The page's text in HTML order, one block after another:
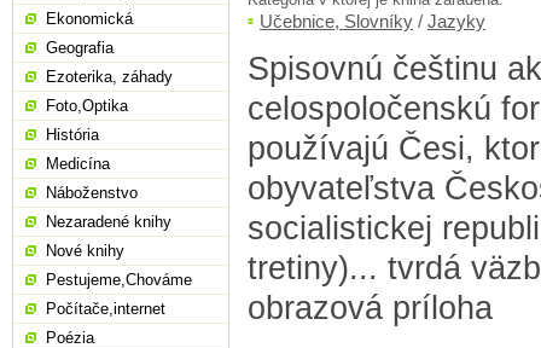
Učebnice, Slovníky / Jazyky
Spisovnú češtinu
celospoločenskú
používajú Česi,
obyvateľstva
socialistickej
tretiny)... tvrdá
obrazová príloha
Ekonomická
Geografia
Ezoterika, záhady
Foto,Optika
História
Medicína
Náboženstvo
Nezaradené knihy
Nové knihy
Pestujeme,Chováme
Počítače,internet
Poézia